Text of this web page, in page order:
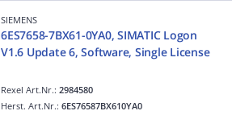
SIEMENS
6ES7658-7BX61-0YA0, SIMATIC Logon
V1.6 Update 6, Software, Single License
Rexel Art.Nr.: 2984580
Herst. Art.Nr.: 6ES76587BX610YA0